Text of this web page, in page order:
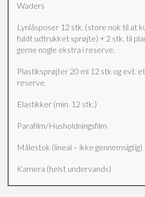
Waders
Lynlåsposer 12 stk. (store nok til at
fuldt udtrukket sprøjte) + 2 stk. til
gerne nogle ekstra i reserve.
Plastiksprøjter 20 ml 12 stk og evt.
reserve.
Elastikker (min. 12 stk.)
Parafilm/Husholdningsfilm
Målestok (lineal – ikke gennemsigtig)
Kamera (helst undervands)